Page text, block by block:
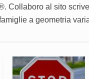
Collaboro al sito
a geometria